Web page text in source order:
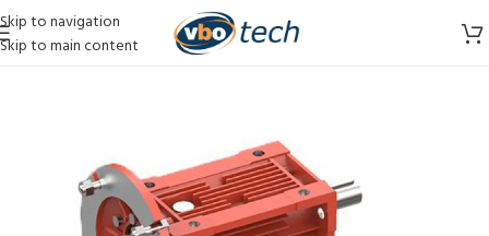
Skip to navigation
Skip to main content